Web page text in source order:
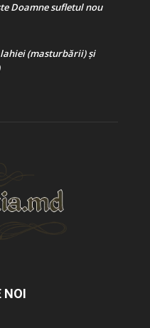
Doamne sufletul nou
(masturbării) şi
NOI